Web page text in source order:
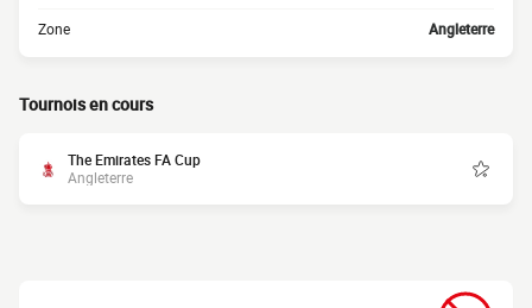
Zone Angleterre
Tournois en cours
The Emirates FA Cup
Angleterre